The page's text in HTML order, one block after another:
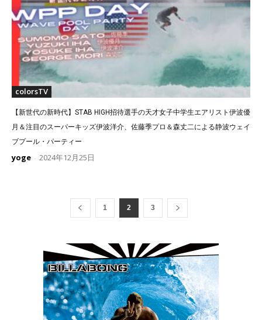
colorsTV
【新世代の新時代】STAB HIGH招待選手の天才女子中学生エアリスト伊波優
月＆注目のスーパーキッズ伊波洋介、佐藤季プロ＆森丈二による静波ウェイ
ブプール・パーティー
yoge - 2024年12月25日
1 2 3